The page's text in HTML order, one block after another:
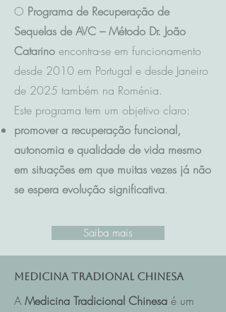
O Programa de Recuperação de
Sequelas de AVC – Método Dr. João
Catarino encontra-se em funcionamento
desde 2010 em Portugal e desde Janeiro
de 2025 também na Roménia.
Este programa tem um objetivo claro:
promover a recuperação funcional,
autonomia e qualidade de vida mesmo
em situações em que muitas vezes já não
se espera evolução significativa.
Saiba mais
Medicina Tradional Chinesa
A Medicina Tradicional Chinesa é um